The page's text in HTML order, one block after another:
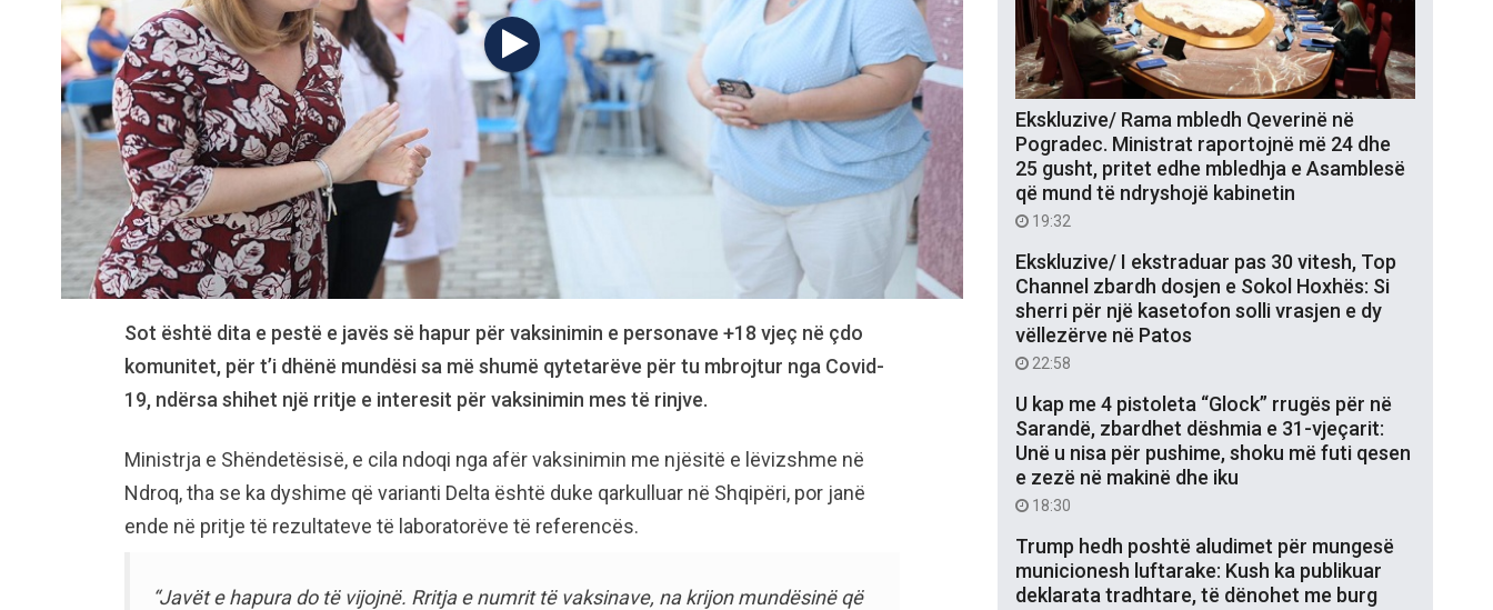
Sot është dita e pestë e javës së hapur për vaksinimin e personave +18 vjeç në çdo
komunitet, për t’i dhënë mundësi sa më shumë qytetarëve për tu mbrojtur nga Covid-
19, ndërsa shihet një rritje e interesit për vaksinimin mes të rinjve.
Ministrja e Shëndetësisë, e cila ndoqi nga afër vaksinimin me njësitë e lëvizshme në
Ndroq, tha se ka dyshime që varianti Delta është duke qarkulluar në Shqipëri, por janë
ende në pritje të rezultateve të laboratorëve të referencës.
“Javët e hapura do të vijojnë. Rritja e numrit të vaksinave, na krijon mundësinë që
Ekskluzive/ Rama mbledh Qeverinë në
Pogradec. Ministrat raportojnë më 24 dhe
25 gusht, pritet edhe mbledhja e Asamblesë
që mund të ndryshojë kabinetin
19:32
Ekskluzive/ I ekstraduar pas 30 vitesh, Top
Channel zbardh dosjen e Sokol Hoxhës: Si
sherri për një kasetofon solli vrasjen e dy
vëllezërve në Patos
22:58
U kap me 4 pistoleta “Glock” rrugës për në
Sarandë, zbardhet dëshmia e 31-vjeçarit:
Unë u nisa për pushime, shoku më futi qesen
e zezë në makinë dhe iku
18:30
Trump hedh poshtë aludimet për mungesë
municionesh luftarake: Kush ka publikuar
deklarata tradhtare, të dënohet me burg